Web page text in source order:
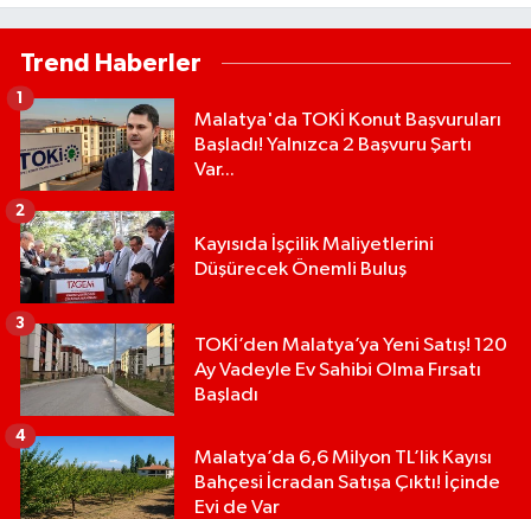
Operasyon
Trend Haberler
Malatya'da TOKİ Konut Başvuruları
Başladı! Yalnızca 2 Başvuru Şartı
Var...
1
Kayısıda İşçilik Maliyetlerini
Düşürecek Önemli Buluş
2
TOKİ’den Malatya’ya Yeni Satış! 120
Ay Vadeyle Ev Sahibi Olma Fırsatı
Başladı
3
Malatya’da 6,6 Milyon TL’lik Kayısı
Bahçesi İcradan Satışa Çıktı! İçinde
Evi de Var
4